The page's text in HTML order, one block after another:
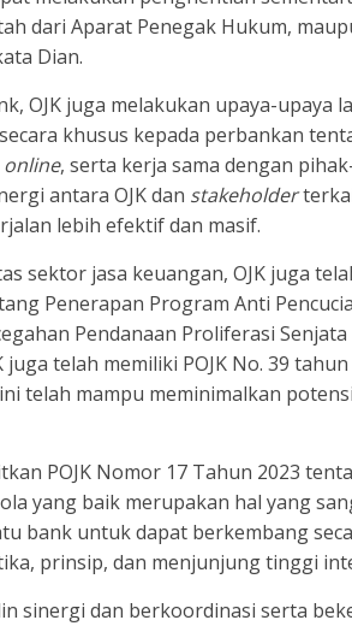
dari Aparat Penegak Hukum,
Dian.
OJK juga melakukan upaya-upaya
khusus kepada perbankan
online, serta kerja sama dengan
antara OJK dan stakeholder
lebih efektif dan masif.
sektor jasa keuangan, OJK juga
Penerapan Program Anti
Pendanaan Proliferasi
juga telah memiliki POJK No. 39
telah mampu meminimalkan
POJK Nomor 17 Tahun 2023
yang baik merupakan hal yang
bank untuk dapat berkembang
prinsip, dan menjunjung tinggi
sinergi dan berkoordinasi serta